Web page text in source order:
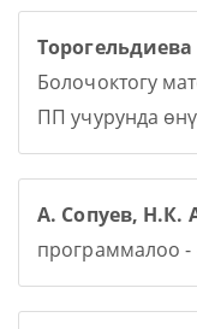
Болочоктогу
ПП учурунда
А. Сопуев, Н.К.
программалоо